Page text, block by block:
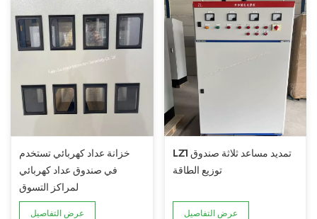
خزانة عداد كهربائي تستخدم
في صندوق عداد كهربائي
لمراكز التسوق
عرض التفاصيل
LZ1 تمديد مساعد ثلاثة صندوق
توزيع الطاقة
عرض التفاصيل